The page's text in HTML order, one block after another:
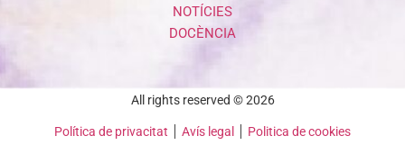
NOTÍCIES
DOCÈNCIA
All rights reserved © 2026
Política de privacitat Avís legal Politica de cookies